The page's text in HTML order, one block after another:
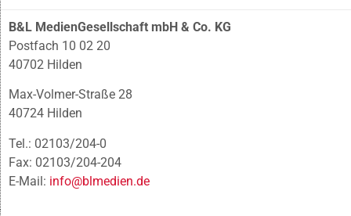
B&L MedienGesellschaft mbH & Co. KG
Postfach 10 02 20
40702 Hilden
Max-Volmer-Straße 28
40724 Hilden
Tel.: 02103/204-0
Fax: 02103/204-204
E-Mail: info@blmedien.de